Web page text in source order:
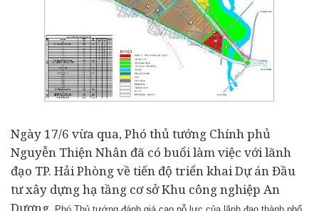
Ngày 17/6 vừa qua, Phó thủ tướng Chính phủ
Nguyễn Thiện Nhân đã có buổi làm việc với lãnh
đạo TP. Hải Phòng về tiến độ triển khai Dự án Đầu
tư xây dựng hạ tầng cơ sở Khu công nghiệp An